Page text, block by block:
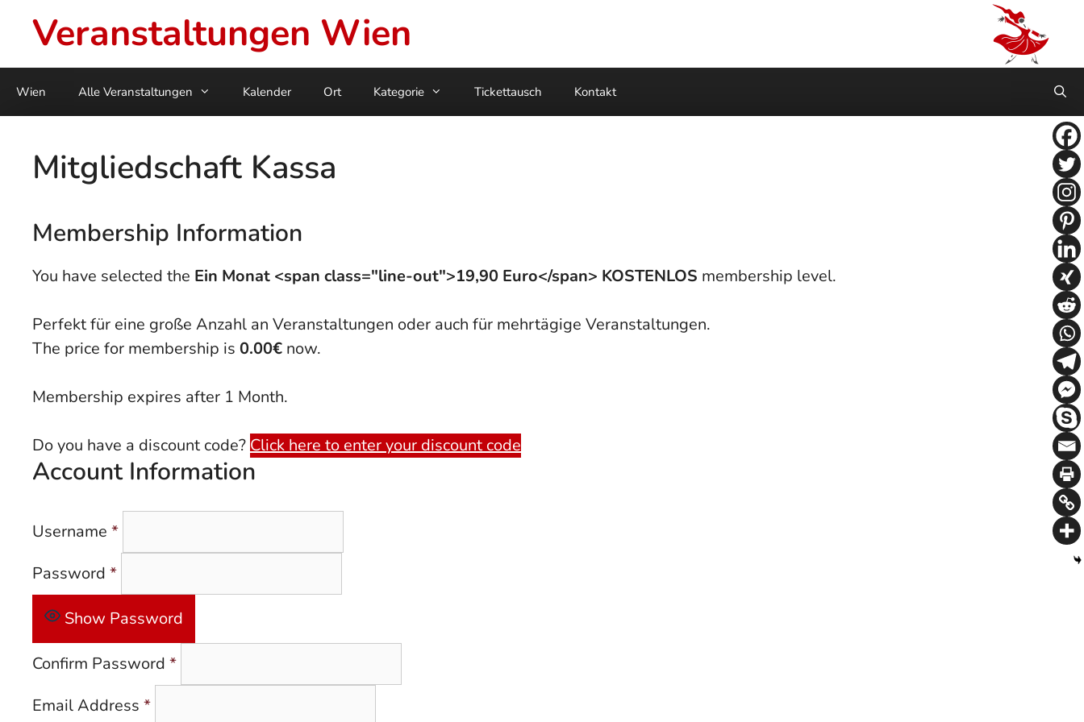
Veranstaltungen Wien
Wien Alle Veranstaltungen Kalender Ort Kategorie Tickettausch Kontakt
Mitgliedschaft Kassa
Membership Information
You have selected the Ein Monat <span class="line-out">19,90 Euro</span> KOSTENLOS membership level.
Perfekt für eine große Anzahl an Veranstaltungen oder auch für mehrtägige Veranstaltungen.
The price for membership is 0.00€ now.
Membership expires after 1 Month.
Do you have a discount code? Click here to enter your discount code
Account Information
Username *
Password *
Show Password
Confirm Password *
Email Address *